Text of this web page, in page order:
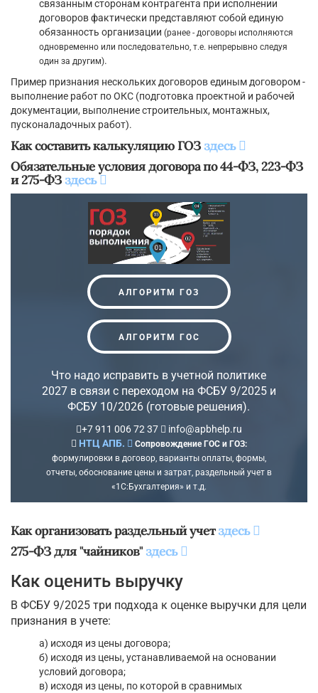
связанным сторонам контрагента при исполнении
договоров фактически представляют собой единую
обязанность организации (ранее - договоры исполняются
одновременно или последовательно, т.е. непрерывно следуя
один за другим).
Пример признания нескольких договоров единым договором -
выполнение работ по ОКС (подготовка проектной и рабочей
документации, выполнение строительных, монтажных,
пусконаладочных работ).
Как составить калькуляцию ГОЗздесь
Обязательные условия договора по 44-ФЗ, 223-ФЗ
и 275-ФЗздесь
АЛГОРИТМ ГОЗ
АЛГОРИТМ ГОС
Что надо исправить в учетной политике
2027 в связи с переходом на ФСБУ 9/2025 и
ФСБУ 10/2026 (готовые решения).
+7 911 006 72 37
info@apbhelp.ru
НТЦ АПБ.
Сопровождение ГОС и ГОЗ:
формулировки в договор, варианты оплаты, формы,
отчеты, обоснование цены и затрат, раздельный учет в
«1С:Бухгалтерия» и т.д.
Как организовать раздельный учетздесь
275-ФЗ для "чайников" здесь
Как оценить выручку
В ФСБУ 9/2025 три подхода к оценке выручки для цели
признания в учете:
а) исходя из цены договора;
б) исходя из цены, устанавливаемой на основании
условий договора;
в) исходя из цены, по которой в сравнимых